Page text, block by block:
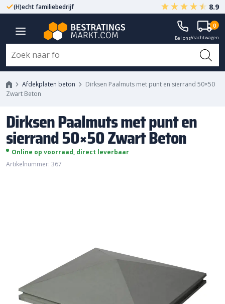
(H)echt familiebedrijf Gegarandeerd A-kwaliteit
8.9
Bel onsVrachtwagen
0
Afdekplaten beton
Dirksen Paalmuts met punt en sierrand 50×50
Zwart Beton
Dirksen Paalmuts met punt en
sierrand 50×50 Zwart Beton
Online op voorraad, direct leverbaar
Artikelnummer: 367
Dirksen Paalmuts met punt en
sierrand 50x50 Zwart Beton